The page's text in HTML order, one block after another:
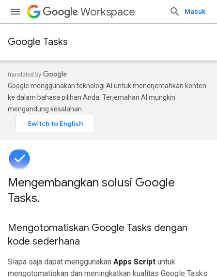
Workspace Masuk
Google Tasks
Google menggunakan teknologi AI untuk menerjemahkan konten
ke dalam bahasa pilihan Anda. Terjemahan AI mungkin
mengandung kesalahan.
Mengembangkan solusi Google
Tasks.
Mengotomatiskan Google Tasks dengan
kode sederhana
Siapa saja dapat menggunakan Apps Script untuk
mengotomatiskan dan meningkatkan kualitas Google Tasks